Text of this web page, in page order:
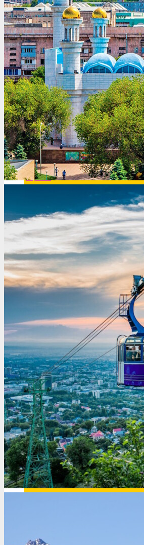
Доминикана
Египет
Израиль
Индия
Иордания
Испания
Исландия
Италия